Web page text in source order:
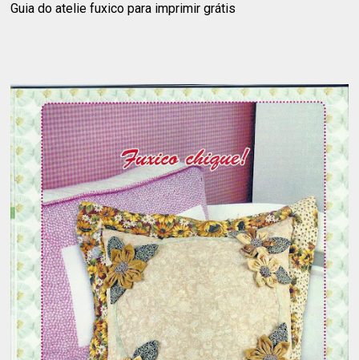
Guia do atelie fuxico para imprimir grátis